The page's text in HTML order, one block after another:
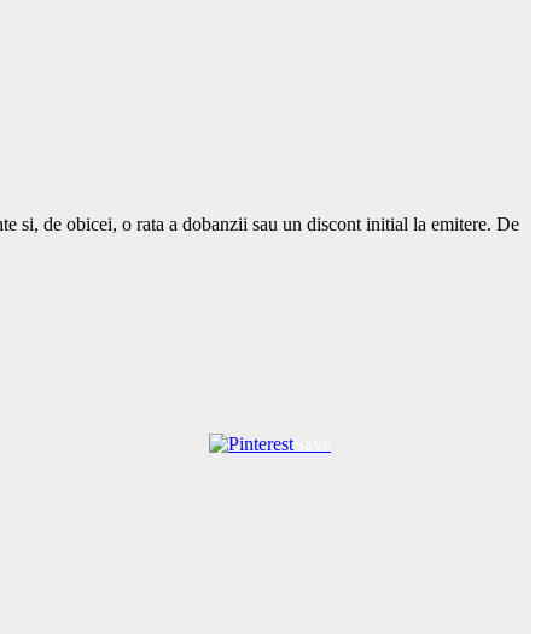
si, de obicei, o rata a dobanzii sau un discont initial la emitere. De